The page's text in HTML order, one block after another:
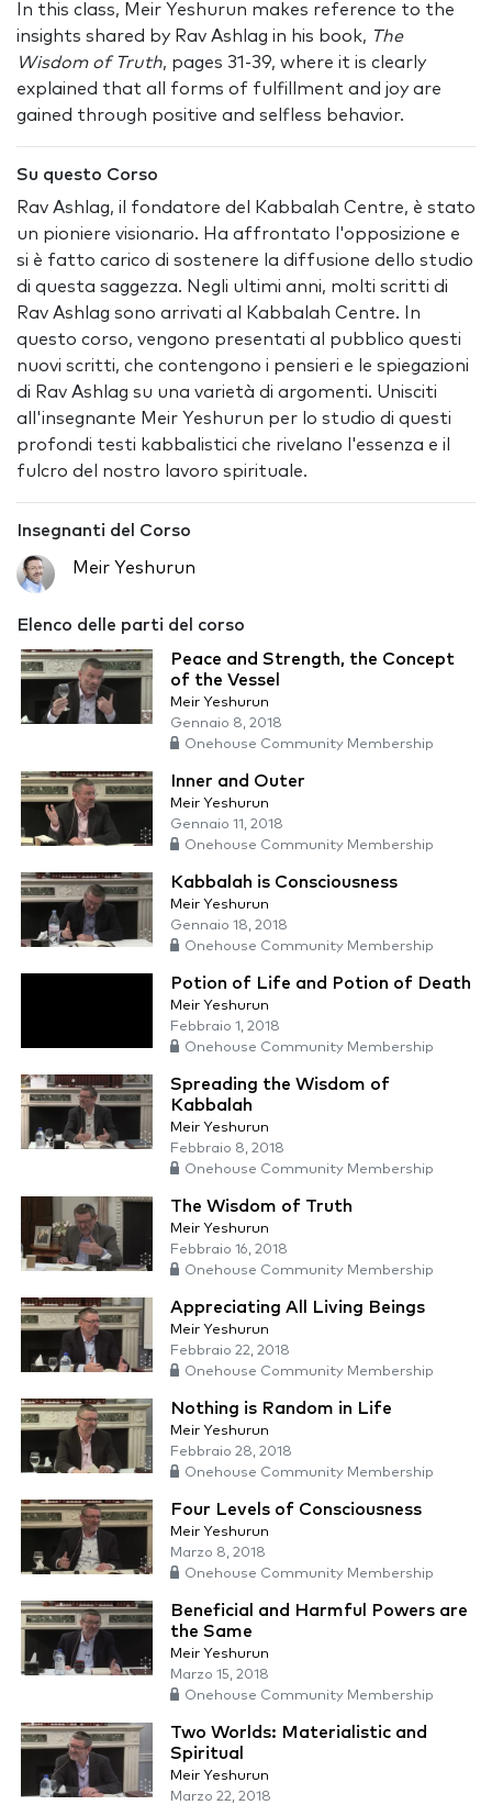
In this class, Meir Yeshurun makes reference to the
insights shared by Rav Ashlag in his book, The
Wisdom of Truth, pages 31-39, where it is clearly
explained that all forms of fulfillment and joy are
gained through positive and selfless behavior.
Su questo Corso
Rav Ashlag, il fondatore del Kabbalah Centre, è stato
un pioniere visionario. Ha affrontato l'opposizione e
si è fatto carico di sostenere la diffusione dello studio
di questa saggezza. Negli ultimi anni, molti scritti di
Rav Ashlag sono arrivati al Kabbalah Centre. In
questo corso, vengono presentati al pubblico questi
nuovi scritti, che contengono i pensieri e le spiegazioni
di Rav Ashlag su una varietà di argomenti. Unisciti
all'insegnante Meir Yeshurun per lo studio di questi
profondi testi kabbalistici che rivelano l'essenza e il
fulcro del nostro lavoro spirituale.
Insegnanti del Corso
Meir Yeshurun
Elenco delle parti del corso
Peace and Strength, the Concept
of the Vessel
Meir Yeshurun
Gennaio 8, 2018
Onehouse Community Membership
Inner and Outer
Meir Yeshurun
Gennaio 11, 2018
Onehouse Community Membership
Kabbalah is Consciousness
Meir Yeshurun
Gennaio 18, 2018
Onehouse Community Membership
Potion of Life and Potion of Death
Meir Yeshurun
Febbraio 1, 2018
Onehouse Community Membership
Spreading the Wisdom of
Kabbalah
Meir Yeshurun
Febbraio 8, 2018
Onehouse Community Membership
The Wisdom of Truth
Meir Yeshurun
Febbraio 16, 2018
Onehouse Community Membership
Appreciating All Living Beings
Meir Yeshurun
Febbraio 22, 2018
Onehouse Community Membership
Nothing is Random in Life
Meir Yeshurun
Febbraio 28, 2018
Onehouse Community Membership
Four Levels of Consciousness
Meir Yeshurun
Marzo 8, 2018
Onehouse Community Membership
Beneficial and Harmful Powers are
the Same
Meir Yeshurun
Marzo 15, 2018
Onehouse Community Membership
Two Worlds: Materialistic and
Spiritual
Meir Yeshurun
Marzo 22, 2018